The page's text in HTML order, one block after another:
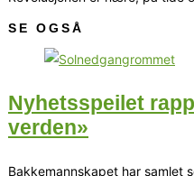
SE OGSÅ
Nyhetsspeilet
verden»
Bakkemannskapet har samlet